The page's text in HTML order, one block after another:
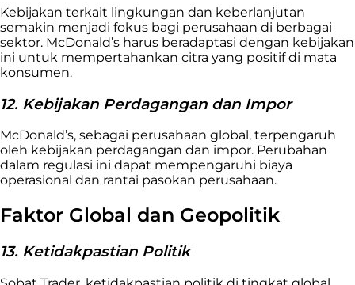
Kebijakan terkait lingkungan dan keberlanjutan
semakin menjadi fokus bagi perusahaan di berbagai
sektor. McDonald’s harus beradaptasi dengan kebijakan
ini untuk mempertahankan citra yang positif di mata
konsumen.
12. Kebijakan Perdagangan dan Impor
McDonald’s, sebagai perusahaan global, terpengaruh
oleh kebijakan perdagangan dan impor. Perubahan
dalam regulasi ini dapat mempengaruhi biaya
operasional dan rantai pasokan perusahaan.
Faktor Global dan Geopolitik
13. Ketidakpastian Politik